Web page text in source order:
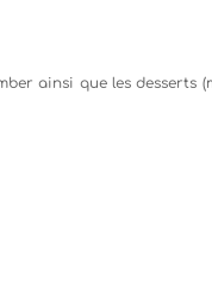
ainsi que les desserts